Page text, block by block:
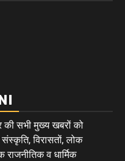
की सभी मुख्य खबरों को
विरासतों, लोक
व धार्मिक